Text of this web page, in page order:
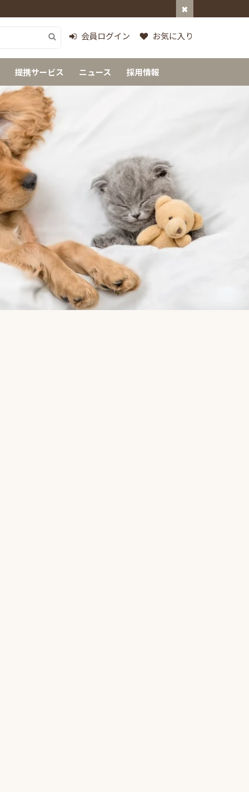
会員ログイン お気に入り
提携サービス ニュース 採用情報